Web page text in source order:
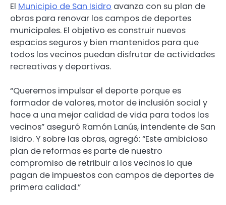
El Municipio de San Isidro avanza con su plan de
obras para renovar los campos de deportes
municipales. El objetivo es construir nuevos
espacios seguros y bien mantenidos para que
todos los vecinos puedan disfrutar de actividades
recreativas y deportivas.
“Queremos impulsar el deporte porque es
formador de valores, motor de inclusión social y
hace a una mejor calidad de vida para todos los
vecinos” aseguró Ramón Lanús, intendente de San
Isidro. Y sobre las obras, agregó: “Este ambicioso
plan de reformas es parte de nuestro
compromiso de retribuir a los vecinos lo que
pagan de impuestos con campos de deportes de
primera calidad.”